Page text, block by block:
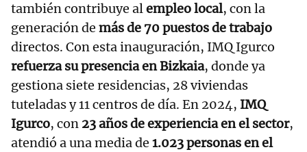
también contribuye alempleo local, con la
generación de más de 70 puestos de trabajo
directos. Con esta inauguración, IMQ Igurco
refuerza su presencia en Bizkaia, donde ya
gestiona siete residencias, 28 viviendas
tuteladas y 11 centros de día. En 2024, IMQ
Igurco, con 23 años de experiencia en el sector,
atendió a una media de 1.023 personas en el